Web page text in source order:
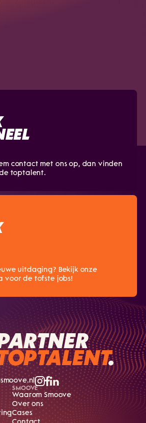
contact met ons op, dan vinden
toptalent.
uitdaging? Bekijk onze
voor de tofste jobs!
.
SMOOVE
Waarom Smoove
Over ons
Cases